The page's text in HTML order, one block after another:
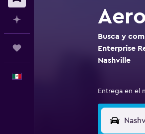
Busca y
Enterprise
Nashville
Entrega en el